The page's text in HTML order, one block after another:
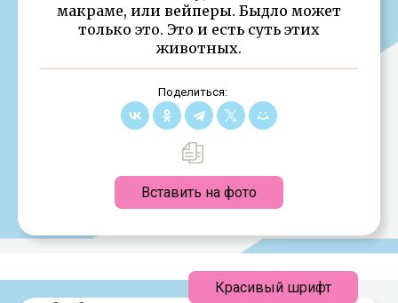
макраме, или вейперы. Быдло может
только это. Это и есть суть этих
животных.
Поделиться:
Вставить на фото
Красивый шрифт